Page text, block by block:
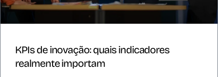
KPIs de inovação: quais indicadores
realmente importam